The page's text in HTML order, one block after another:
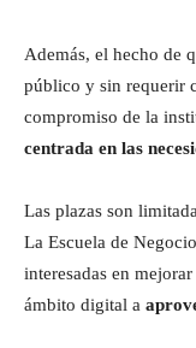
Además, el hecho de
público y sin requerir
compromiso de la
centrada en las
Las plazas son
La Escuela de
interesadas en
ámbito digital a